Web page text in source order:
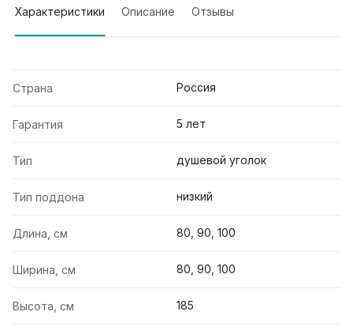
Характеристики Описание Отзывы
Страна Россия
Гарантия 5 лет
Тип душевой уголок
Тип поддона низкий
Длина, см 80, 90, 100
Ширина, см 80, 90, 100
Высота, см 185